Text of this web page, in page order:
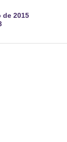
de 2015